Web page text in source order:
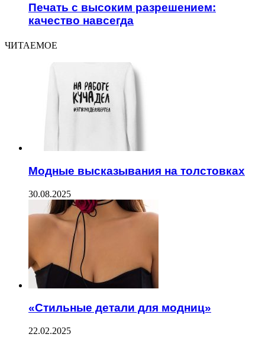
Печать с высоким разрешением:
качество навсегда
ЧИТАЕМОЕ
Модные высказывания на толстовках
30.08.2025
«Стильные детали для модниц»
22.02.2025